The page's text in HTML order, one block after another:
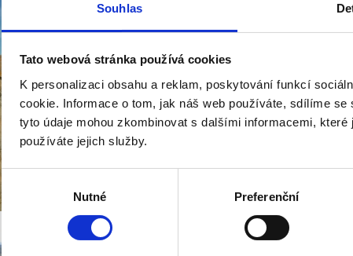
Souhlas
Tato webová stránka používá cookies
K personalizaci obsahu a reklam, poskytování funkcí
cookie. Informace o tom, jak náš web používáte, sdílíme
tyto údaje mohou zkombinovat s dalšími informacemi,
používáte jejich služby.
Výběr
souhlasu
Nutné Preferenční